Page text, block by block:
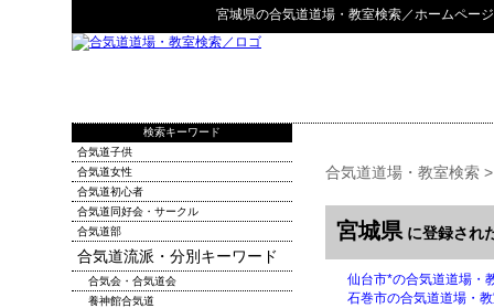
宮城県の合気道道場・教室検索／ホームペー
合気道道場・教室検索
宮城県 に登録され
仙台市*の合気道道場・
石巻市の合気道道場・
検索キーワード
合気道子供
合気道女性
合気道初心者
合気道同好会・サークル
合気道部
合気道流派・分別キーワード
合気会・合気道会
養神館合気道